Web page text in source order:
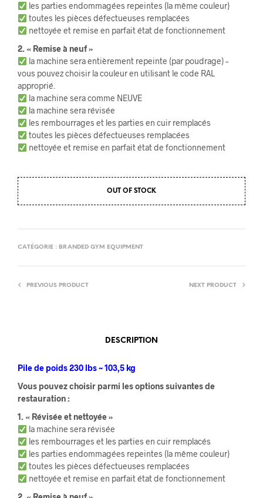
les parties endommagées repeintes (la même couleur)
toutes les pièces défectueuses remplacées
nettoyée et remise en parfait état de fonctionnement
2. « Remise à neuf »
la machine sera entièrement repeinte (par poudrage) –
vous pouvez choisir la couleur en utilisant le code RAL
approprié.
la machine sera comme NEUVE
la machine sera révisée
les rembourrages et les parties en cuir remplacés
toutes les pièces défectueuses remplacées
nettoyée et remise en parfait état de fonctionnement
OUT OF STOCK
CATÉGORIE : BRANDED GYM EQUIPMENT
PREVIOUS PRODUCT NEXT PRODUCT
DESCRIPTION
Pile de poids 230 lbs ~ 103,5 kg
Vous pouvez choisir parmi les options suivantes de
restauration :
1. « Révisée et nettoyée »
la machine sera révisée
les rembourrages et les parties en cuir remplacés
les parties endommagées repeintes (la même couleur)
toutes les pièces défectueuses remplacées
nettoyée et remise en parfait état de fonctionnement